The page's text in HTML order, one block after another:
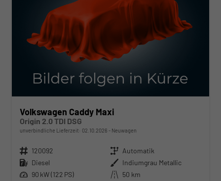
Volkswagen Caddy Maxi
Origin 2.0 TDI DSG
unverbindliche Lieferzeit: 02.10.2026 Neuwagen
Fahrzeugnr. 120092 Getriebe Automatik
Kraftstoff Diesel Außenfarbe Indiumgrau Metallic
Leistung 90 kW (122 PS) Kilometerstand 50 km